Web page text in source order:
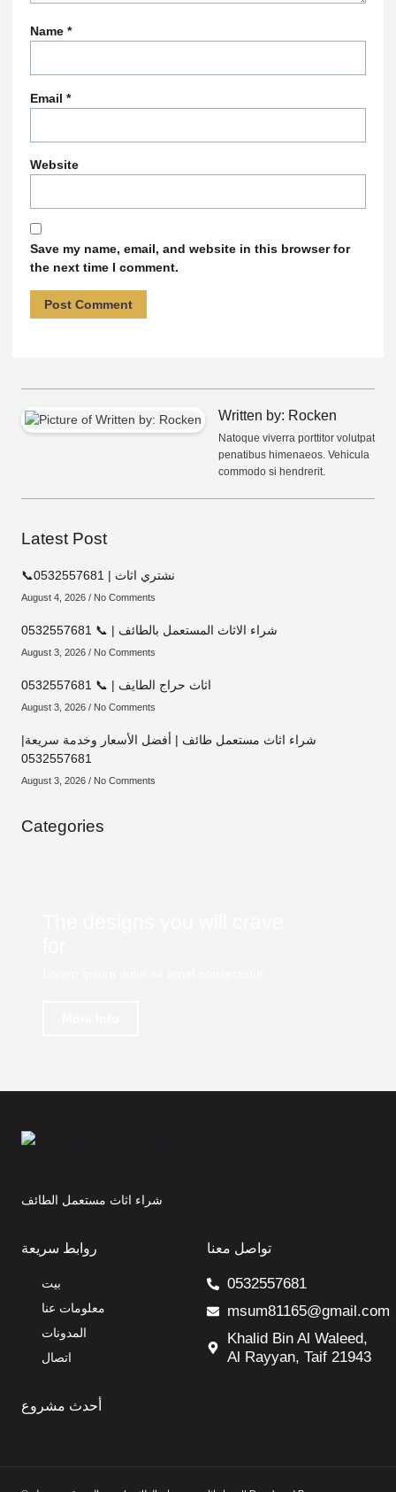
Name *
Email *
Website
Save my name, email, and website in this browser for
the next time I comment.
Written by: Rocken
Natoque viverra porttitor volutpat
penatibus himenaeos. Vehicula
commodo si hendrerit.
Latest Post
📞0532557681 | نشتري اثاث
August 4, 2026 No Comments
شراء الاثاث المستعمل بالطائف | 📞 0532557681
August 3, 2026 No Comments
اثاث حراج الطايف | 📞 0532557681
August 3, 2026 No Comments
شراء اثاث مستعمل طائف | أفضل الأسعار وخدمة سريعة|
0532557681
August 3, 2026 No Comments
Categories
شراء اثاث مستعمل الطائف
روابط سريعة
بيت
معلومات عنا
المدونات
اتصال
تواصل معنا
0532557681
msum81165@gmail.com
Khalid Bin Al Waleed,
Al Rayyan, Taif 21943
أحدث مشروع